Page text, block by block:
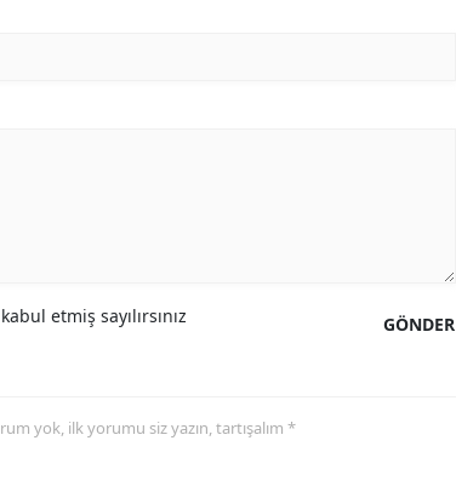
GÖNDER
etmiş sayılırsınız
yok, ilk yorumu siz yazın, tartışalım *